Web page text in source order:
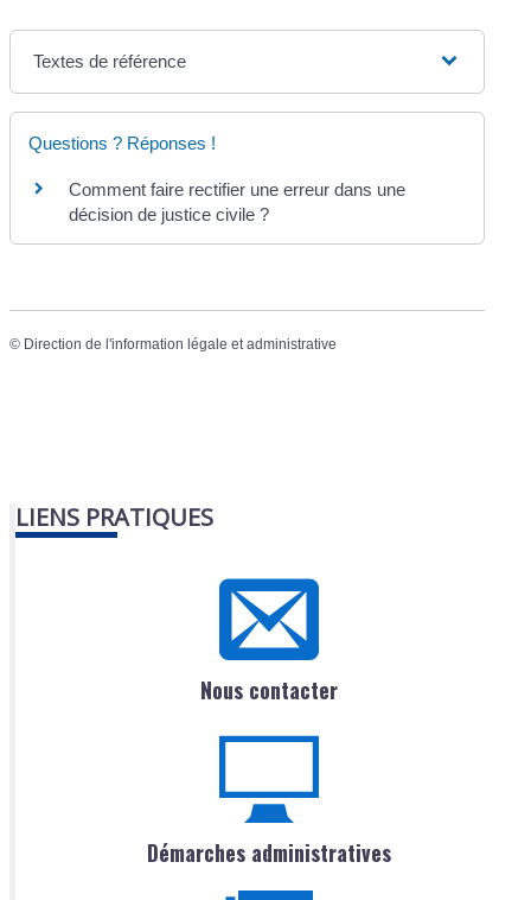
Textes de référence
Questions ? Réponses !
Comment faire rectifier une erreur dans une
décision de justice civile ?
© Direction de l'information légale et administrative
LIENS PRATIQUES
Nous contacter
Démarches administratives